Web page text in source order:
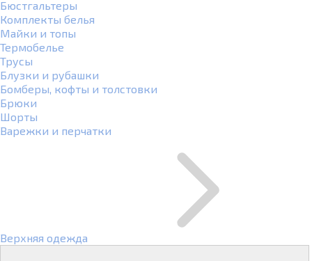
Бюстгальтеры
Комплекты белья
Майки и топы
Термобелье
Трусы
Блузки и рубашки
Бомберы, кофты и толстовки
Брюки
Шорты
Варежки и перчатки
Верхняя одежда